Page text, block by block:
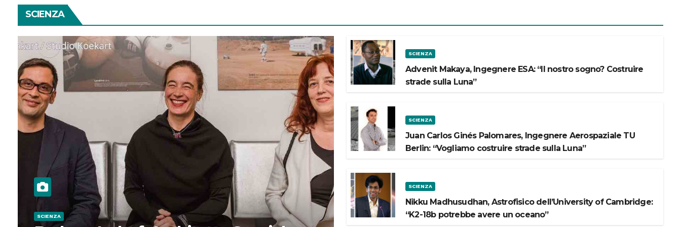
SCIENZA
SCIENZA
SCIENZA
Advenit Makaya, Ingegnere ESA: “Il nostro sogno? Costruire
strade sulla Luna”
SCIENZA
Juan Carlos Ginés Palomares, Ingegnere Aerospaziale TU
Berlin: “Vogliamo costruire strade sulla Luna”
SCIENZA
Nikku Madhusudhan, Astrofisico dell’University of Cambridge:
“K2-18b potrebbe avere un oceano”